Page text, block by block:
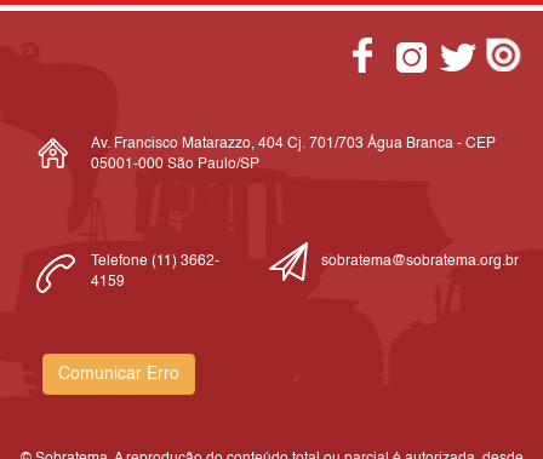
Av. Francisco Matarazzo, 404 Cj. 701/703 Água Branca - CEP
05001-000 São Paulo/SP
Telefone (11) 3662-
4159
sobratema@sobratema.org.br
Comunicar Erro